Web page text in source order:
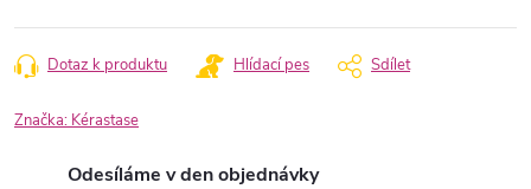
Dotaz k produktu Hlídací pes Sdílet
Značka: Kérastase
Odesíláme v den objednávky